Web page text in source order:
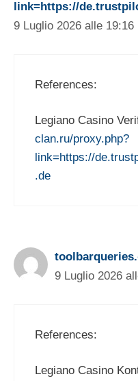
link=https://
9 Luglio 2026 alle 19:16
References:
Legiano Casino
clan.ru/proxy.php?
link=https://
.de
9 Luglio 2026
References:
Legiano Casino